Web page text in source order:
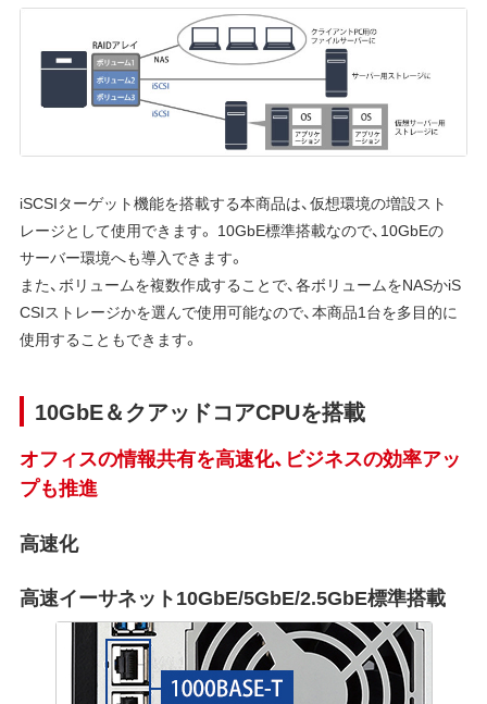
iSCSIターゲット機能を搭載する本商品は、仮想環境の増設スト
レージとして使用できます。 10GbE標準搭載なので、10GbEの
サーバー環境へも導入できます。
また、ボリュームを複数作成することで、各ボリュームをNASかiS
CSIストレージかを選んで使用可能なので、本商品1台を多目的に
使用することもできます。
10GbE＆クアッドコアCPUを搭載
オフィスの情報共有を高速化、ビジネスの効率アッ
プも推進
高速化
高速イーサネット10GbE/5GbE/2.5GbE標準搭載